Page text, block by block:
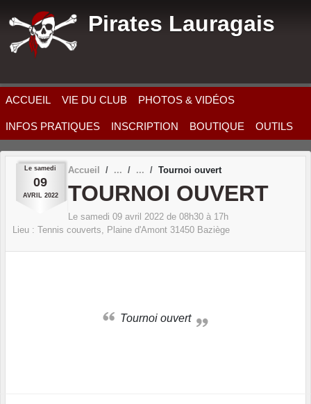
Pirates Lauragais
ACCUEIL VIE DU CLUB PHOTOS & VIDÉOS
INFOS PRATIQUES INSCRIPTION BOUTIQUE OUTILS
Le samedi
09
AVRIL 2022
Accueil Tournoi ouvert
TOURNOI OUVERT
Le samedi 09 avril 2022 de 08h30 à 17h
Lieu : Tennis couverts, Plaine d'Amont 31450 Baziège
Tournoi ouvert